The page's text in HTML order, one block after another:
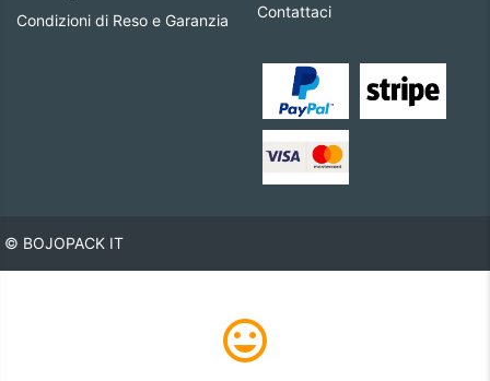
Condizioni di Reso e Garanzia
Contattaci
© BOJOPACK IT